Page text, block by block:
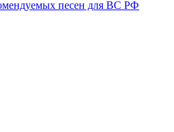
песен для ВС РФ